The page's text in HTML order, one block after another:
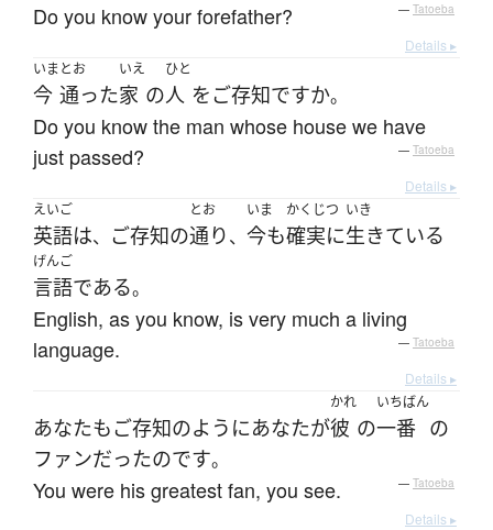
Do you know your forefather? — Tatoeba
Details ▸
いま
今
とお
通った
いえ
家 の
ひと
人 をご存知ですか。
Do you know the man whose house we have
just passed?
— Tatoeba
Details ▸
えいご
英語は、 ご存知の
とお
通り、
いま
今も
かくじつ
確実に
いき
生きている
げんご
言語である。
English, as you know, is very much a living
language.
— Tatoeba
Details ▸
あなたもご存知のようにあなたが
かれ
彼 の
いちばん
一番 の
ファンだったのです。
You were his greatest fan, you see. — Tatoeba
Details ▸